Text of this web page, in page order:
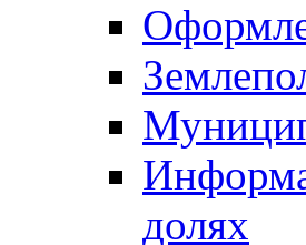
долях